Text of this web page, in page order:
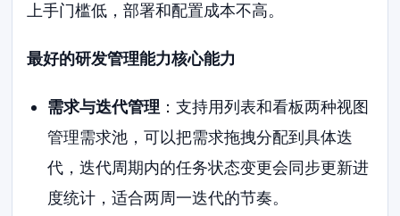
上手门槛低，部署和配置成本不高。
最好的研发管理能力核心能力
需求与迭代管理 ：支持用列表和看板两种视图
管理需求池，可以把需求拖拽分配到具体迭
代，迭代周期内的任务状态变更会同步更新进
度统计，适合两周一迭代的节奏。